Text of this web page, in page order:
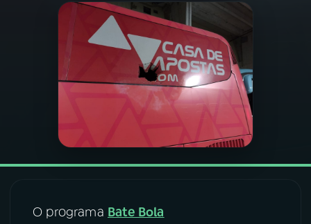
PROGRAMAÇÃO
PROGRAMAS
O programa Bate Bola